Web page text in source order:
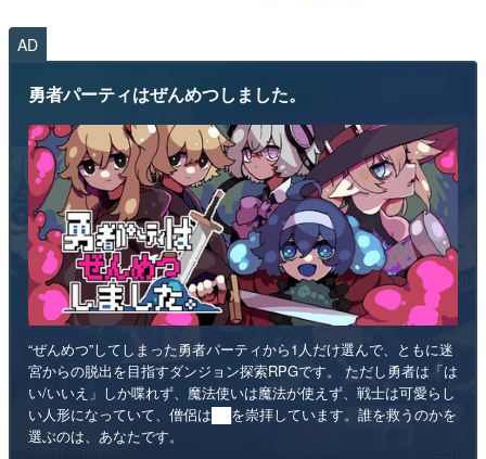
AD
勇者パーティはぜんめつしました。
“ぜんめつ”してしまった勇者パーティから1人だけ選んで、ともに迷
宮からの脱出を目指すダンジョン探索RPGです。 ただし勇者は「は
い/いいえ」しか喋れず、魔法使いは魔法が使えず、戦士は可愛らし
い人形になっていて、僧侶は██を崇拝しています。誰を救うのかを
選ぶのは、あなたです。